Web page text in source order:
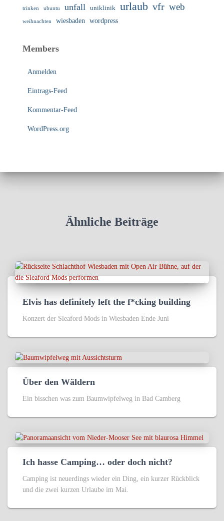
trinken ubuntu unfall uniklinik urlaub vfr web
weihnachten wiesbaden wordpress
Members
Anmelden
Eintrags-Feed
Kommentar-Feed
WordPress.org
Ähnliche Beiträge
Elvis has definitely left the f*cking building
Konzert der Sleaford Mods in Wiesbaden Ende Juni
Über den Wäldern
Ein bisschen was zum Baumwipfelweg in Bad Camberg
Ich hasse Camping… oder doch nicht?
Camping ist neuerdings wieder ein Ding, ein kurzer Rückblick
und die zwei kurzen Urlaube im Mai.